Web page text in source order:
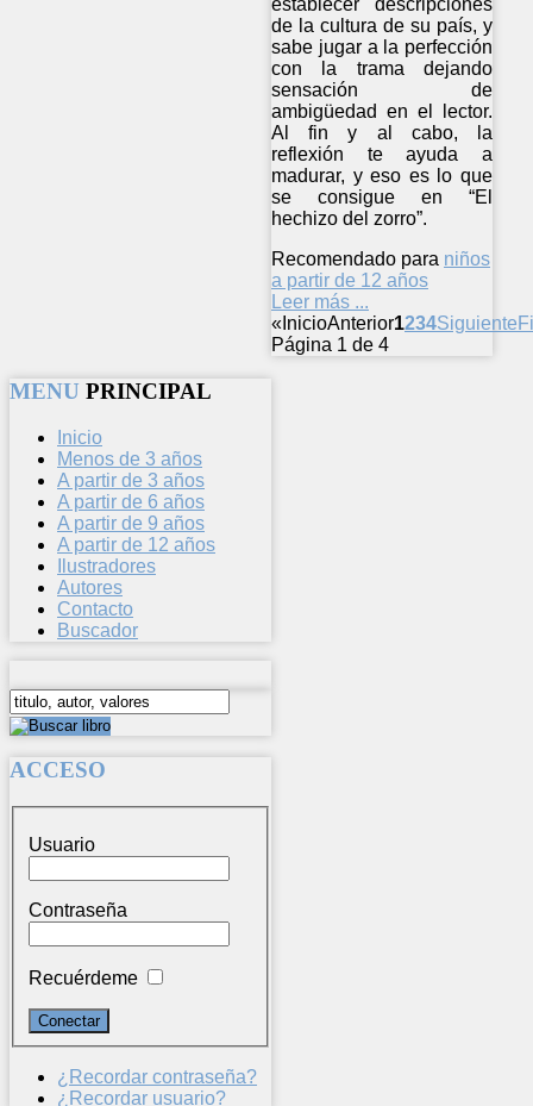
establecer descripciones
de la cultura de su país, y
sabe jugar a la perfección
con la trama dejando
sensación de
ambigüedad en el lector.
Al fin y al cabo, la
reflexión te ayuda a
madurar, y eso es lo que
se consigue en “El
hechizo del zorro”.
Recomendado para niños
a partir de 12 años
Leer más ...
« InicioAnterior1234Siguiente
Página 1 de 4
MENU PRINCIPAL
Inicio
Menos de 3 años
A partir de 3 años
A partir de 6 años
A partir de 9 años
A partir de 12 años
Ilustradores
Autores
Contacto
Buscador
ACCESO
Usuario
Contraseña
Recuérdeme
¿Recordar contraseña?
¿Recordar usuario?